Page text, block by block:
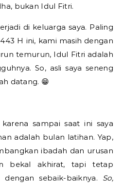
bukan Idul Fitri.
di keluarga saya. Paling
H ini, kami masih dengan
temurun, Idul Fitri adalah
So, asli saya seneng
datang. 😁
karena sampai saat ini saya
adalah bulan latihan. Yap,
ibadah dan urusan
bekal akhirat, tapi tetap
sebaik-baiknya. So,